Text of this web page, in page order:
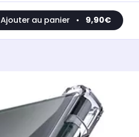
Nouveau client Créer mon compte
ou me connecter avec
Ajouter au panier • 9,90€